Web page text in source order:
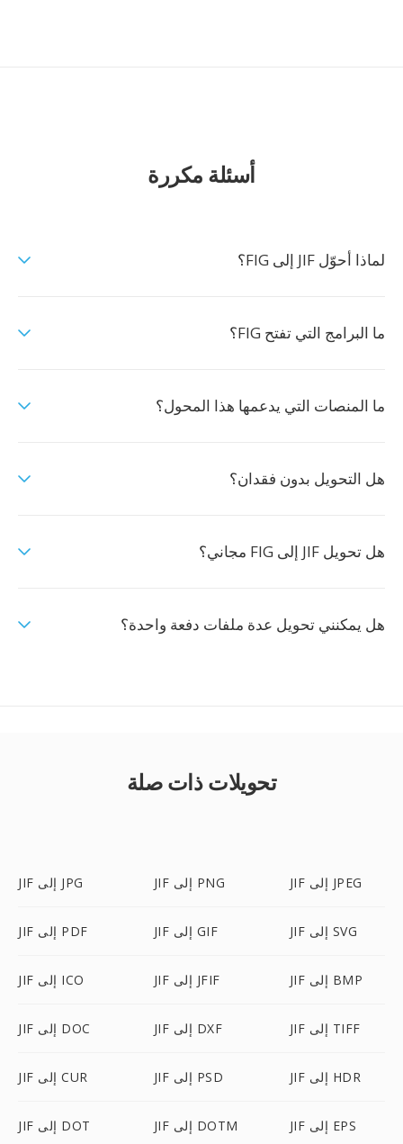
أسئلة مكررة
لماذا أحوّل JIF إلى FIG؟
ما البرامج التي تفتح FIG؟
ما المنصات التي يدعمها هذا المحول؟
هل التحويل بدون فقدان؟
هل تحويل JIF إلى FIG مجاني؟
هل يمكنني تحويل عدة ملفات دفعة واحدة؟
تحويلات ذات صلة
JIF إلى JPG JIF إلى PNG JIF إلى JPEG
JIF إلى PDF JIF إلى GIF JIF إلى SVG
JIF إلى ICO JIF إلى JFIF JIF إلى BMP
JIF إلى DOC JIF إلى DXF JIF إلى TIFF
JIF إلى CUR JIF إلى PSD JIF إلى HDR
JIF إلى DOT JIF إلى DOTM JIF إلى EPS